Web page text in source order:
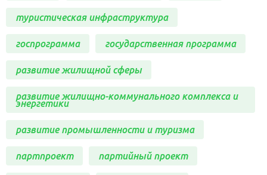
туристическая инфраструктура
госпрограмма государственная программа
развитие жилищной сферы
развитие жилищно-коммунального комплекса и
энергетики
развитие промышленности и туризма
партпроект партийный проект